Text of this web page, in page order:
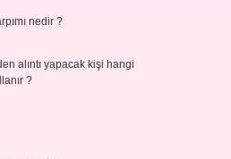
nedir ?
alıntı yapacak kişi hangi
?